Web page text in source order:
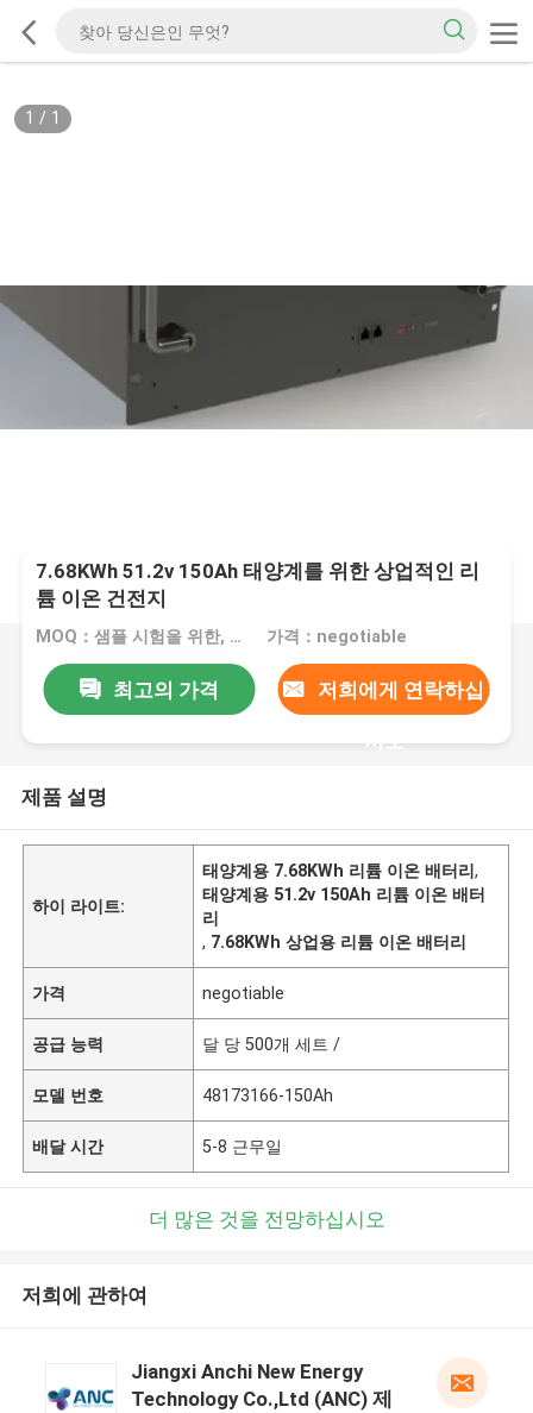
1 / 1
7.68KWh 51.2v 150Ah 태양계를 위한 상업적인 리
튬 이온 건전지
MOQ：샘플 시험을 위한, 1대 pc 가격：negotiable
최고의 가격 저희에게 연락하십
시오
제품 설명
하이 라이트:
태양계용 7.68KWh 리튬 이온 배터리,
태양계용 51.2v 150Ah 리튬 이온 배터
리
, 7.68KWh 상업용 리튬 이온 배터리
가격 negotiable
공급 능력 달 당 500개 세트 /
모델 번호 48173166-150Ah
배달 시간 5-8 근무일
더 많은 것을 전망하십시오
저희에 관하여
Jiangxi Anchi New Energy
Technology Co.,Ltd (ANC) 제